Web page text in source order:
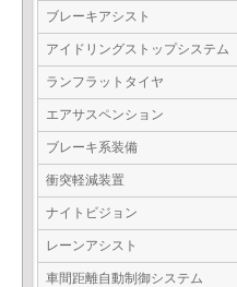
ブレーキアシスト
アイドリングストップシステム
ランフラットタイヤ
エアサスペンション
ブレーキ系装備
衝突軽減装置
ナイトビジョン
レーンアシスト
車間距離自動制御システム